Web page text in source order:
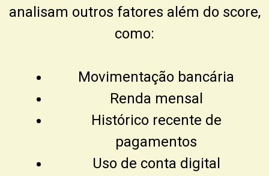
analisam outros fatores além do score,
como:
Movimentação bancária
Renda mensal
Histórico recente de
pagamentos
Uso de conta digital